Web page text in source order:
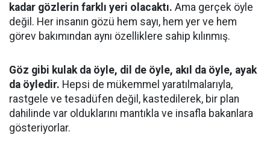
kadar gözlerin farklı yeri olacaktı. Ama gerçek öyle
değil. Her insanın gözü hem sayı, hem yer ve hem
görev bakımından aynı özelliklere sahip kılınmış.
Göz gibi kulak da öyle, dil de öyle, akıl da öyle, ayak
da öyledir. Hepsi de mükemmel yaratılmalarıyla,
rastgele ve tesadüfen değil, kastedilerek, bir plan
dahilinde var olduklarını mantıkla ve insafla bakanlara
gösteriyorlar.